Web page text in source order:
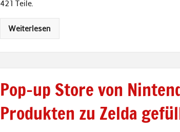
421 Teile.
Weiterlesen
Pop-up Store von
Produkten zu Zelda